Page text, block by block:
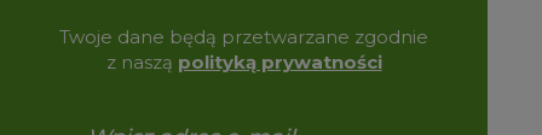
Twoje dane będą przetwarzane zgodnie
z naszą polityką prywatności